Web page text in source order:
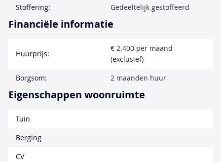
Stoffering:
Gedeeltelijk gestoffeerd
Financiële informatie
Huurprijs:
€ 2.400 per maand
(exclusief)
Borgsom:
2 maanden huur
Eigenschappen woonruimte
Tuin
Berging
CV